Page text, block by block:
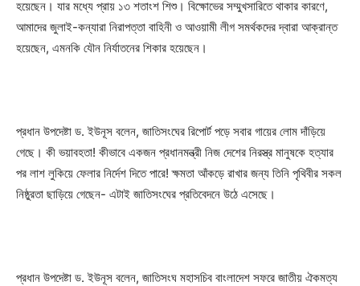
হয়েছেন। যার মধ্যে প্রায় ১৩ শতাংশ শিশু। বিক্ষোভের সম্মুখসারিতে থাকার কারণে,
আমাদের জুলাই-কন্যারা নিরাপত্তা বাহিনী ও আওয়ামী লীগ সমর্থকদের দ্বারা আক্রান্ত
হয়েছেন, এমনকি যৌন নির্যাতনের শিকার হয়েছেন।
প্রধান উপদেষ্টা ড. ইউনূস বলেন, জাতিসংঘের রিপোর্ট পড়ে সবার গায়ের লোম দাঁড়িয়ে
গেছে। কী ভয়াবহতা! কীভাবে একজন প্রধানমন্ত্রী নিজ দেশের নিরস্ত্র মানুষকে হত্যার
পর লাশ লুকিয়ে ফেলার নির্দেশ দিতে পারে! ক্ষমতা আঁকড়ে রাখার জন্য তিনি পৃথিবীর সকল
নিষ্ঠুরতা ছাড়িয়ে গেছেন- এটাই জাতিসংঘের প্রতিবেদনে উঠে এসেছে।
প্রধান উপদেষ্টা ড. ইউনূস বলেন, জাতিসংঘ মহাসচিব বাংলাদেশ সফরে জাতীয় ঐকমত্য